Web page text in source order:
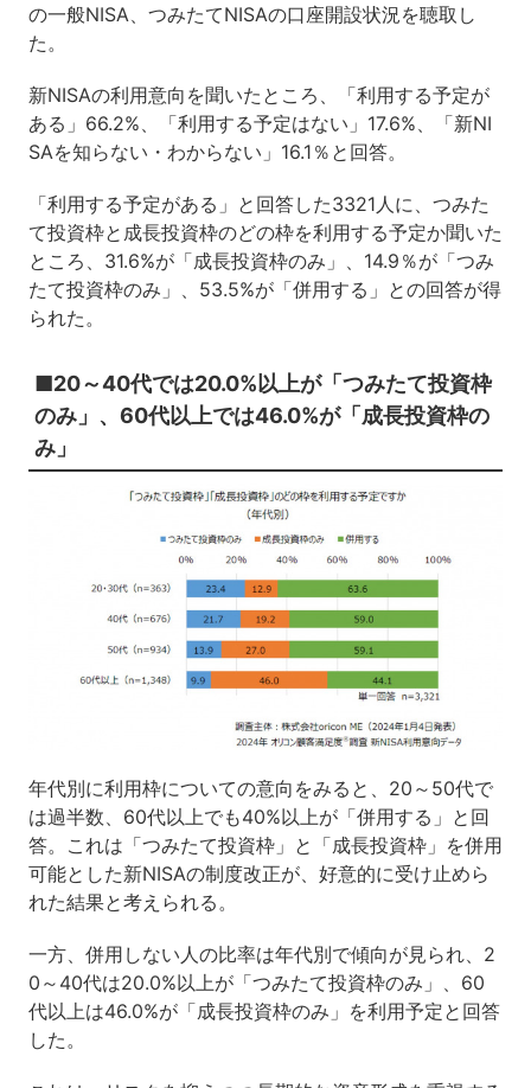
の一般NISA、つみたてNISAの口座開設状況を聴取し
た。
新NISAの利用意向を聞いたところ、「利用する予定が
ある」66.2%、「利用する予定はない」17.6%、「新NI
SAを知らない・わからない」16.1％と回答。
「利用する予定がある」と回答した3321人に、つみた
て投資枠と成長投資枠のどの枠を利用する予定か聞いた
ところ、31.6%が「成長投資枠のみ」、14.9％が「つみ
たて投資枠のみ」、53.5%が「併用する」との回答が得
られた。
■20～40代では20.0%以上が「つみたて投資枠
のみ」、60代以上では46.0%が「成長投資枠の
み」
年代別に利用枠についての意向をみると、20～50代で
は過半数、60代以上でも40%以上が「併用する」と回
答。これは「つみたて投資枠」と「成長投資枠」を併用
可能とした新NISAの制度改正が、好意的に受け止めら
れた結果と考えられる。
一方、併用しない人の比率は年代別で傾向が見られ、2
0～40代は20.0%以上が「つみたて投資枠のみ」、60
代以上は46.0%が「成長投資枠のみ」を利用予定と回答
した。